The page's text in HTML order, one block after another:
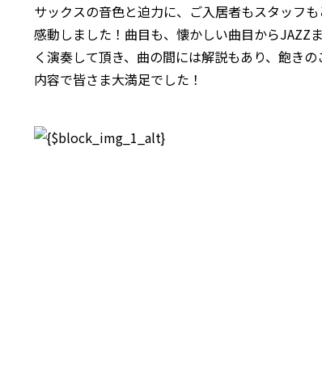
サックスの音色と迫力に、ご入居者もスタッフ
感動しました！曲目も、懐かしい曲目からJAZZ
く演奏して頂き、曲の間には解説もあり、飽きの
内容で皆さま大満足でした！